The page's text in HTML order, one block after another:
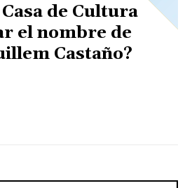
de Cultura
el nombre de
Castaño?